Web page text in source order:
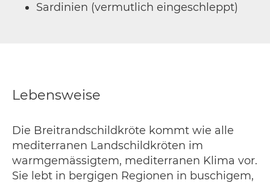
Sardinien (vermutlich eingeschleppt)
Lebensweise
Die Breitrandschildkröte kommt wie alle
mediterranen Landschildkröten im
warmgemässigtem, mediterranen Klima vor.
Sie lebt in bergigen Regionen in buschigem,